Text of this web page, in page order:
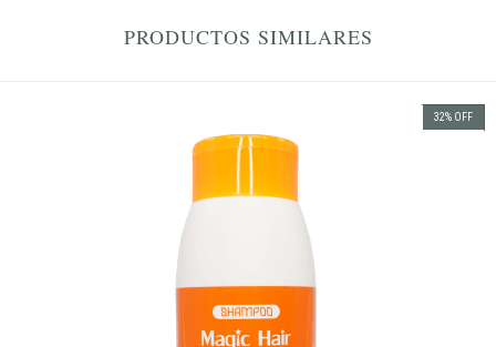
PRODUCTOS SIMILARES
32% OFF